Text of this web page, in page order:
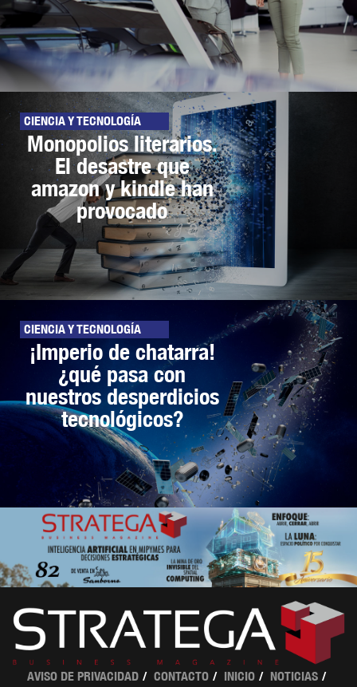
CIENCIA Y TECNOLOGÍA
Monopolios literarios.
El desastre que
amazon y kindle han
provocado
CIENCIA Y TECNOLOGÍA
¡Imperio de chatarra!
¿qué pasa con
nuestros desperdicios
tecnológicos?
AVISO DE PRIVACIDAD CONTACTO INICIO
NOTICIAS